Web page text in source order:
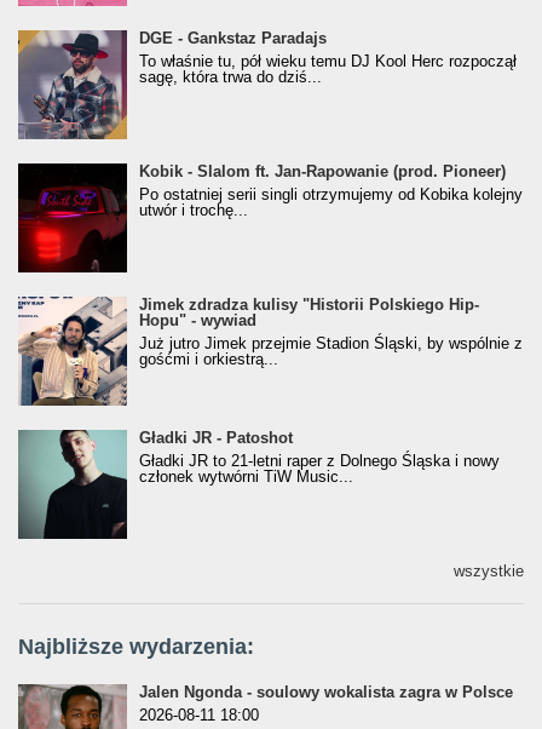
donGURALesko z nagrodą za
Klasyczny/Trueschoolowy Album Roku
(Popkillery 2023)
DGE - Gankstaz Paradajs
To właśnie tu, pół wieku temu DJ Kool Herc rozpoczął
sagę, która trwa do dziś...
Kobik - Slalom ft. Jan-Rapowanie (prod. Pioneer)
[Official Music Visualiser]
Kobik - Slalom ft. Jan-Rapowanie (prod. Pioneer)
Po ostatniej serii singli otrzymujemy od Kobika kolejny
utwór i trochę...
Jimek zdradza kulisy "Historii Polskiego Hip-
Hopu" - wywiad
Jimek zdradza kulisy "Historii Polskiego Hip-
Hopu" - wywiad
Już jutro Jimek przejmie Stadion Śląski, by wspólnie z
gośćmi i orkiestrą...
Gładki JR - Patoshot
Gładki JR - Patoshot
Gładki JR to 21-letni raper z Dolnego Śląska i nowy
członek wytwórni TiW Music...
wszystkie
Najbliższe wydarzenia:
Jalen Ngonda - soulowy wokalista zagra w Polsce
2026-08-11 18:00